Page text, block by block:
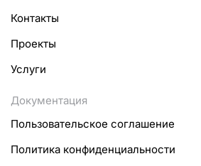
Контакты
Проекты
Услуги
Документация
Пользовательское соглашение
Политика конфиденциальности